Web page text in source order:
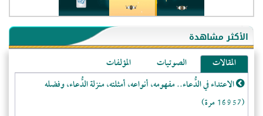
الأكثر مشاهدة
المقالات الصوتيات
المؤلفات
الاعتداء في الدُّعاء.. مفهومه، أنواعه، أمثلته، منزلة الدُّعاء، وفضله
(16957 مرة)
- الولايات المتحدة (71864)
- فيتنام (21379)
-غير معروف (20631)
- الصين (10575)
- كندا (10206)
- فرنسا (9054)